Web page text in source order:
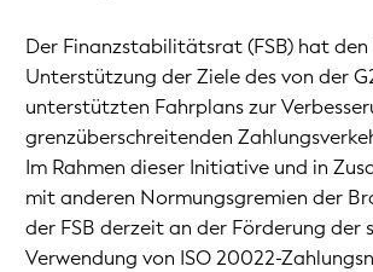
Der Finanzstabilitätsrat (FSB) hat den
Unterstützung der Ziele des von der
unterstützten Fahrplans zur
grenzüberschreitenden
Im Rahmen dieser Initiative und in
mit anderen Normungsgremien der
der FSB derzeit an der Förderung der
Verwendung von ISO 20022-